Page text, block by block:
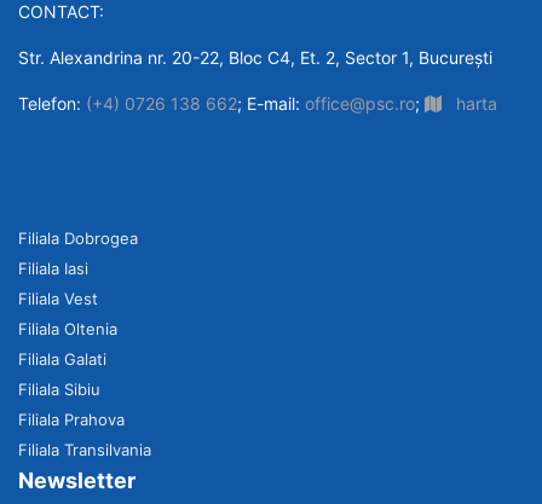
CONTACT:
Str. Alexandrina nr. 20-22, Bloc C4, Et. 2, Sector 1, București
Telefon: (+4) 0726 138 662; E-mail: office@psc.ro; harta
Filiala Dobrogea
Filiala Iasi
Filiala Vest
Filiala Oltenia
Filiala Galati
Filiala Sibiu
Filiala Prahova
Filiala Transilvania
Newsletter